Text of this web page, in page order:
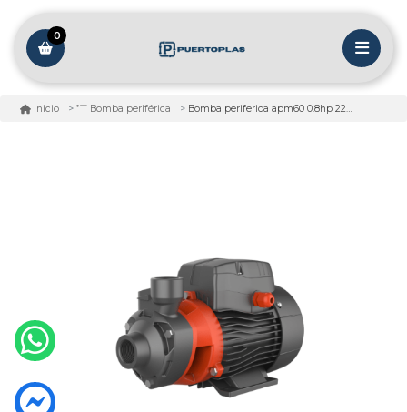
0
Inicio Bomba periférica Bomba periferica apm60 0.8hp 220v